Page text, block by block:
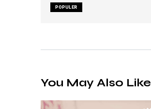
POPULER
You May Also Like